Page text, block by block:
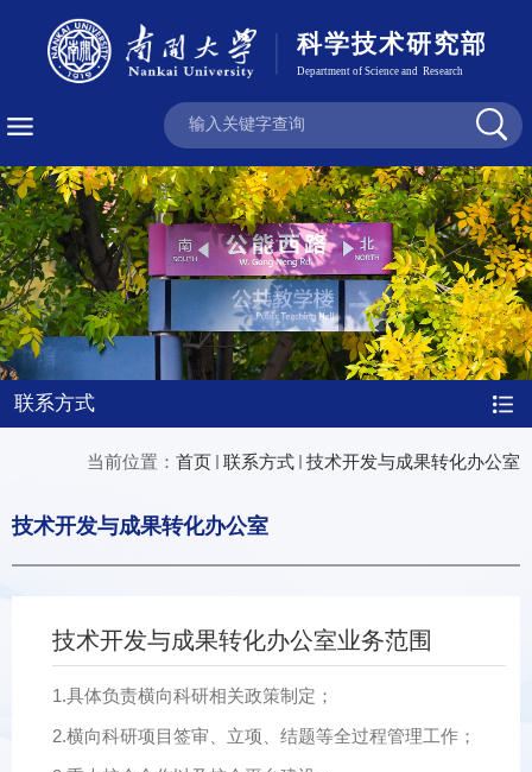
联系方式
当前位置： 首页 联系方式 技术开发与成果转化办公室
技术开发与成果转化办公室
技术开发与成果转化办公室业务范围
1.具体负责横向科研相关政策制定；
2.横向科研项目签审、立项、结题等全过程管理工作；